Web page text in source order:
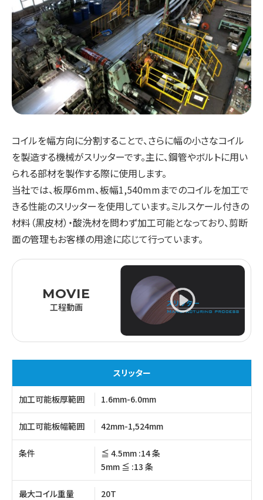
コイルを幅方向に分割することで、さらに幅の小さなコイル
を製造する機械がスリッターです。主に、鋼管やボルトに用い
られる部材を製作する際に使用します。
当社では、板厚6mm、板幅1,540mmまでのコイルを加工で
きる性能のスリッターを使用しています。ミルスケール付きの
材料（黒皮材）・酸洗材を問わず加工可能となっており、剪断
面の管理もお客様の用途に応じて行っています。
MOVIE
工程動画
スリッター
加工可能板厚範囲 1.6mm-6.0mm
加工可能板幅範囲 42mm-1,524mm
条件
≦ 4.5mm :14 条
5mm ≦ :13 条
最大コイル重量 20T